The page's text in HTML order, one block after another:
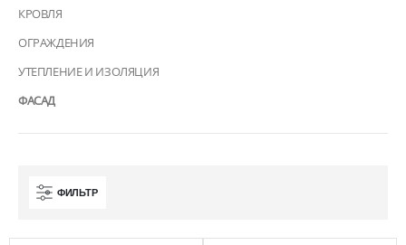
ФИЛЬТР
КРОВЛЯ
ОГРАЖДЕНИЯ
УТЕПЛЕНИЕ И ИЗОЛЯЦИЯ
ФАСАД